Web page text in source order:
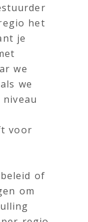
het
je
we
we
voor
of
om